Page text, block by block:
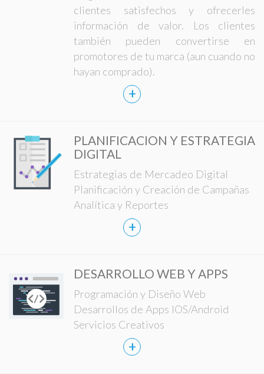
clientes satisfechos y ofrecerles
información de valor. Los clientes
también pueden convertirse en
promotores de tu marca (aun cuando no
hayan comprado).
+
PLANIFICACION Y ESTRATEGIA
DIGITAL
Estrategias de Mercadeo Digital
Planificación y Creación de Campañas
Analítica y Reportes
+
DESARROLLO WEB Y APPS
Programación y Diseño Web
Desarrollos de Apps IOS/Android
Servicios Creativos
+